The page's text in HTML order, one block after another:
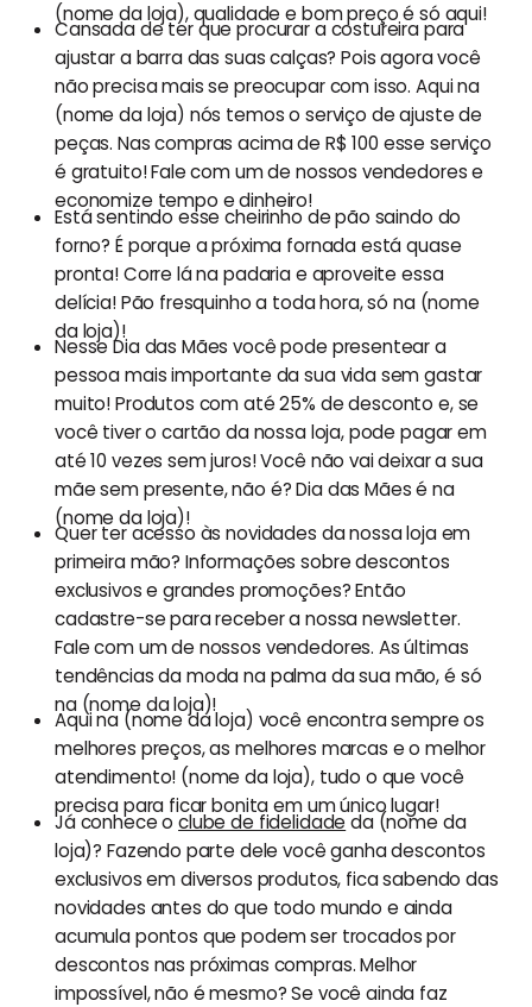
(nome da loja), qualidade e bom preço é só aqui!
Cansada de ter que procurar a costureira para
ajustar a barra das suas calças? Pois agora você
não precisa mais se preocupar com isso. Aqui na
(nome da loja) nós temos o serviço de ajuste de
peças. Nas compras acima de R$ 100 esse serviço
é gratuito! Fale com um de nossos vendedores e
economize tempo e dinheiro!
Está sentindo esse cheirinho de pão saindo do
forno? É porque a próxima fornada está quase
pronta! Corre lá na padaria e aproveite essa
delícia! Pão fresquinho a toda hora, só na (nome
da loja)!
Nesse Dia das Mães você pode presentear a
pessoa mais importante da sua vida sem gastar
muito! Produtos com até 25% de desconto e, se
você tiver o cartão da nossa loja, pode pagar em
até 10 vezes sem juros! Você não vai deixar a sua
mãe sem presente, não é? Dia das Mães é na
(nome da loja)!
Quer ter acesso às novidades da nossa loja em
primeira mão? Informações sobre descontos
exclusivos e grandes promoções? Então
cadastre-se para receber a nossa newsletter.
Fale com um de nossos vendedores. As últimas
tendências da moda na palma da sua mão, é só
na (nome da loja)!
Aqui na (nome da loja) você encontra sempre os
melhores preços, as melhores marcas e o melhor
atendimento! (nome da loja), tudo o que você
precisa para ficar bonita em um único lugar!
Já conhece oclube de fidelidade da (nome da
loja)? Fazendo parte dele você ganha descontos
exclusivos em diversos produtos, fica sabendo das
novidades antes do que todo mundo e ainda
acumula pontos que podem ser trocados por
descontos nas próximas compras. Melhor
impossível, não é mesmo? Se você ainda faz